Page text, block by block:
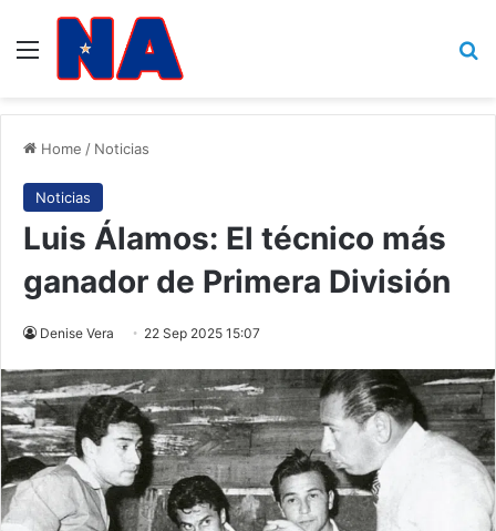
Menu
Home / Noticias
Noticias
Luis Álamos: El técnico más
ganador de Primera División
Denise Vera 22 Sep 2025 15:07